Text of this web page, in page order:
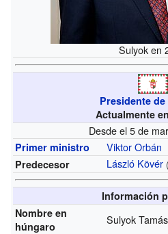
Sulyok en
Presidente
Actualmente
Desde el 5 de
Primer ministro Viktor Orbán
Predecesor László Kövér
Información
Nombre en
húngaro
Sulyok Tamás